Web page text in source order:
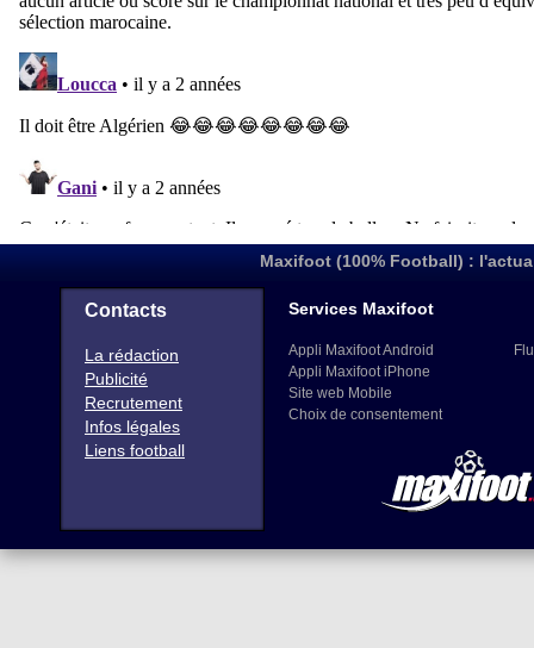
Maxifoot (100% Football) :
Contacts
La rédaction
Publicité
Recrutement
Infos légales
Liens football
Services Maxifoot
Appli Maxifoot Android
Appli Maxifoot iPhone
Site web Mobile
Choix de consentement